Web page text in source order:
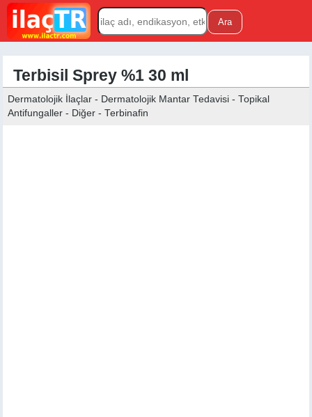
Terbisil Sprey %1 30 ml
Dermatolojik İlaçlar - Dermatolojik Mantar Tedavisi - Topikal
Antifungaller - Diğer - Terbinafin